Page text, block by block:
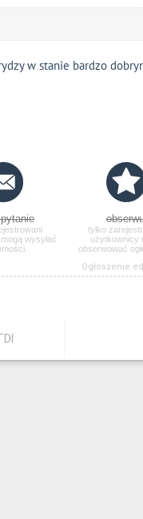
w stanie bardzo
wysyłać
tylko
użytkownicy
obserwować
Ogłoszenie